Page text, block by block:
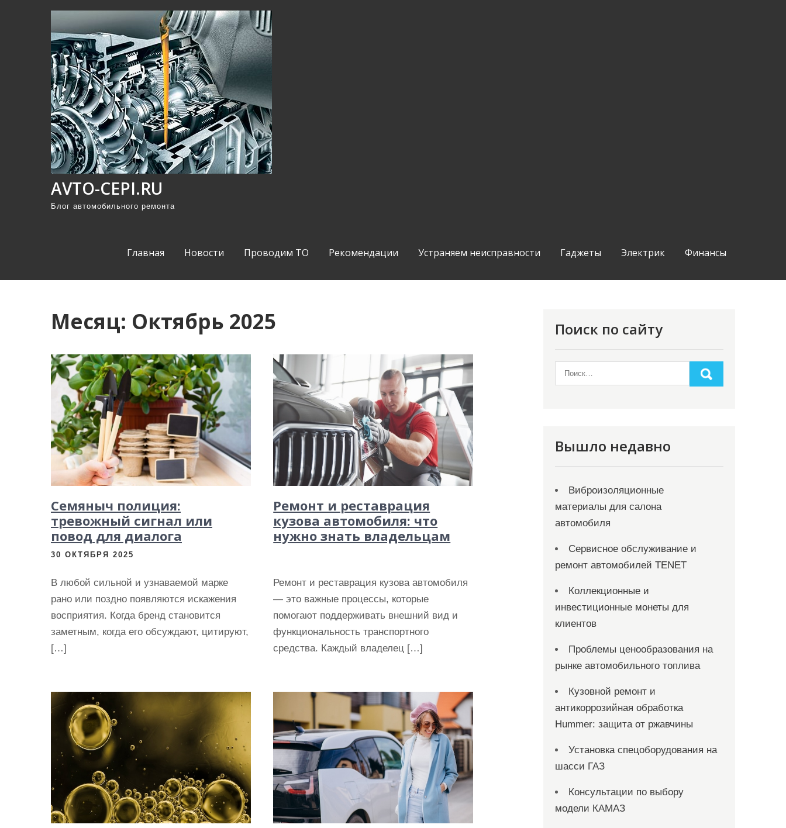
AVTO-CEPI.RU
Блог автомобильного ремонта
Главная Новости Проводим ТО Рекомендации Устраняем неисправности Гаджеты Электрик Финансы
Месяц: Октябрь 2025
Семяныч полиция:
тревожный сигнал или
повод для диалога
30 ОКТЯБРЯ 2025
В любой сильной и узнаваемой марке
рано или поздно появляются искажения
восприятия. Когда бренд становится
заметным, когда его обсуждают, цитируют,
[…]
Ремонт и реставрация
кузова автомобиля: что
нужно знать владельцам
Ремонт и реставрация кузова автомобиля
— это важные процессы, которые
помогают поддерживать внешний вид и
функциональность транспортного
средства. Каждый владелец […]
Поиск по сайту
Вышло недавно
Виброизоляционные
материалы для салона
автомобиля
Сервисное обслуживание и
ремонт автомобилей TENET
Коллекционные и
инвестиционные монеты для
клиентов
Проблемы ценообразования на
рынке автомобильного топлива
Кузовной ремонт и
антикоррозийная обработка
Hummer: защита от ржавчины
Установка спецоборудования на
шасси ГАЗ
Консультации по выбору
модели КАМАЗ